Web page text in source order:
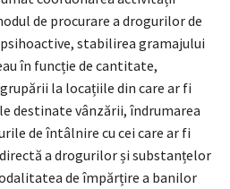
de procurare a drogurilor de
stabilirea gramajului
în funcție de cantitate,
la locațiile din care ar fi
destinate vânzării, îndrumarea
de întâlnire cu cei care ar fi
a drogurilor și substanțelor
de împărțire a banilor